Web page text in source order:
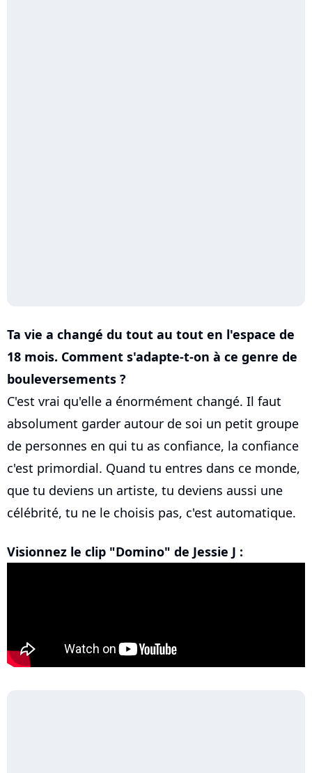
Ta vie a changé du tout au tout en l'espace de
18 mois. Comment s'adapte-t-on à ce genre de
bouleversements ?
C'est vrai qu'elle a énormément changé. Il faut
absolument garder autour de soi un petit groupe
de personnes en qui tu as confiance, la confiance
c'est primordial. Quand tu entres dans ce monde,
que tu deviens un artiste, tu deviens aussi une
célébrité, tu ne le choisis pas, c'est automatique.
Visionnez le clip "Domino" de Jessie J :